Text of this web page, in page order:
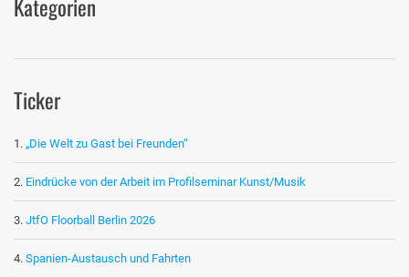
Kategorien
Ticker
„Die Welt zu Gast bei Freunden“
Eindrücke von der Arbeit im Profilseminar Kunst/Musik
JtfO Floorball Berlin 2026
Spanien-Austausch und Fahrten